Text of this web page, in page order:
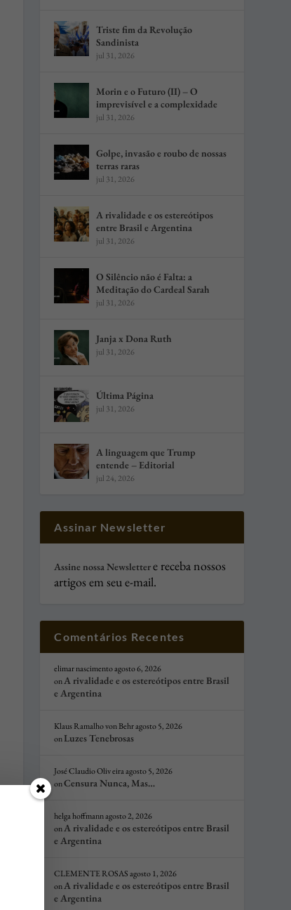
Triste fim da Revolução
Sandinista
jul 31, 2026
Morin e o Futuro (II) – O
imprevisível e a complexidade
jul 31, 2026
Golpe, invasão e roubo de nossas
terras raras
jul 31, 2026
A rivalidade e os estereótipos
entre Brasil e Argentina
jul 31, 2026
O Silêncio não é Falta: a
Meditação do Cardeal Sarah
jul 31, 2026
Janja x Dona Ruth
jul 31, 2026
Última Página
jul 31, 2026
A linguagem que Trump
entende – Editorial
jul 24, 2026
Assinar Newsletter
Assine nossa Newslettere receba nossos
artigos em seu e-mail.
Comentários Recentes
elimar nascimentoagosto 6, 2026
onA rivalidade e os estereótipos entre Brasil
e Argentina
Klaus Ramalho von Behragosto 5, 2026
onLuzes Tenebrosas
José Claudio Oliv eiraagosto 5, 2026
onCensura Nunca, Mas…
helga hoffmannagosto 2, 2026
onA rivalidade e os estereótipos entre Brasil
e Argentina
CLEMENTE ROSAS agosto 1, 2026
onA rivalidade e os estereótipos entre Brasil
e Argentina